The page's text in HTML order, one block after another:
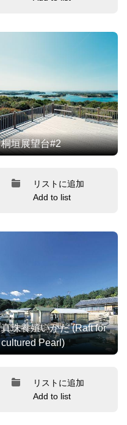
桐垣展望台#2
リストに追加
Add to list
真珠養殖いかだ (Raft for
cultured Pearl)
リストに追加
Add to list